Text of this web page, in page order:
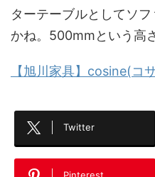
ターテーブルとしてソ
かね。500mmという高
【旭川家具】cosine(コ
Twitter